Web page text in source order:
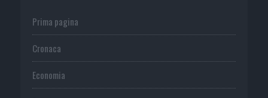
Prima pagina
Cronaca
Economia